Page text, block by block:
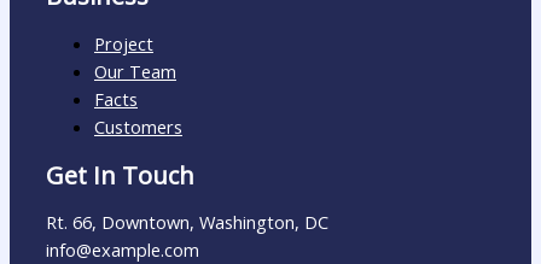
Project
Our Team
Facts
Customers
Get In Touch
Rt. 66, Downtown, Washington, DC
info@example.com​